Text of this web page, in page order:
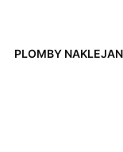
PLOMBY